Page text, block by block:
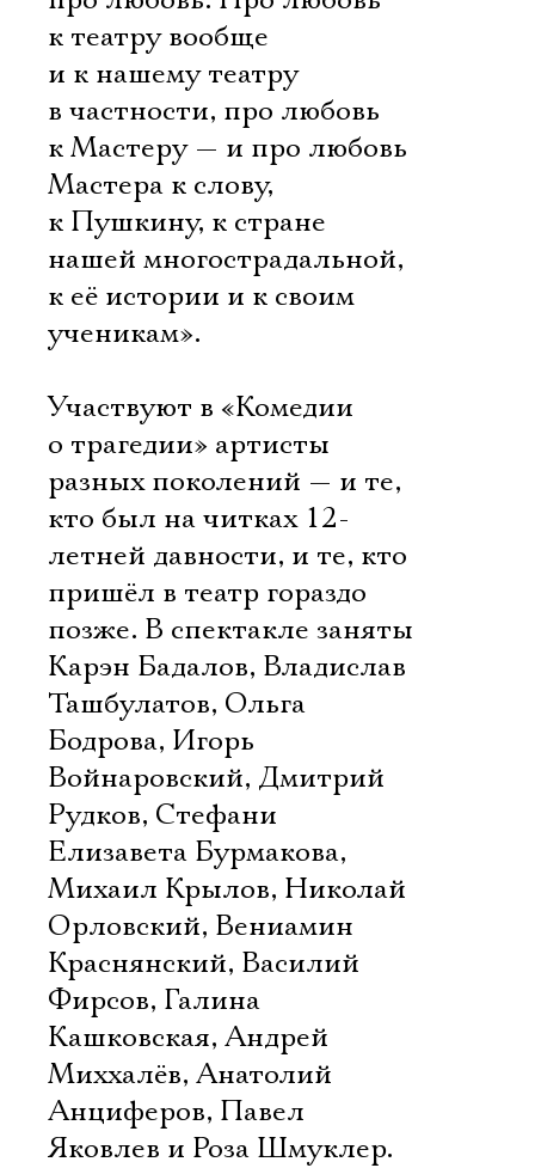
к театру вообще
и к нашему театру
в частности, про любовь
к Мастеру — и про любовь
Мастера к слову,
к Пушкину, к стране
нашей многострадальной,
к её истории и к своим
ученикам».
Участвуют в «Комедии
о трагедии» артисты
разных поколений — и те,
кто был на читках 12-
летней давности, и те, кто
пришёл в театр гораздо
позже. В спектакле заняты
Карэн Бадалов, Владислав
Ташбулатов, Ольга
Бодрова, Игорь
Войнаровский, Дмитрий
Рудков, Стефани
Елизавета Бурмакова,
Михаил Крылов, Николай
Орловский, Вениамин
Краснянский, Василий
Фирсов, Галина
Кашковская, Андрей
Миххалёв, Анатолий
Анциферов, Павел
Яковлев и Роза Шмуклер.